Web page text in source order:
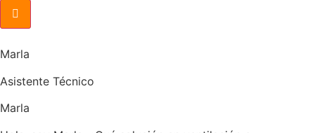
Marla
Asistente Técnico
Marla